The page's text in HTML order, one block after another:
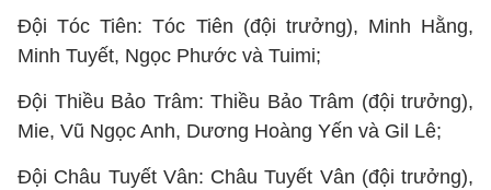
Đội Tóc Tiên: Tóc Tiên (đội trưởng), Minh Hằng,
Minh Tuyết, Ngọc Phước và Tuimi;
Đội Thiều Bảo Trâm: Thiều Bảo Trâm (đội trưởng),
Mie, Vũ Ngọc Anh, Dương Hoàng Yến và Gil Lê;
Đội Châu Tuyết Vân: Châu Tuyết Vân (đội trưởng),